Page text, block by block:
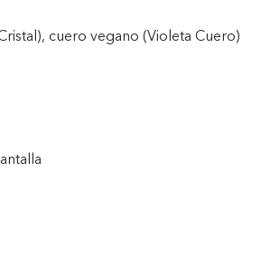
cuero vegano (Violeta Cuero)